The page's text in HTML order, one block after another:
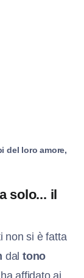
del loro amore,
solo... il
non si è fatta
daltono
affidato ai